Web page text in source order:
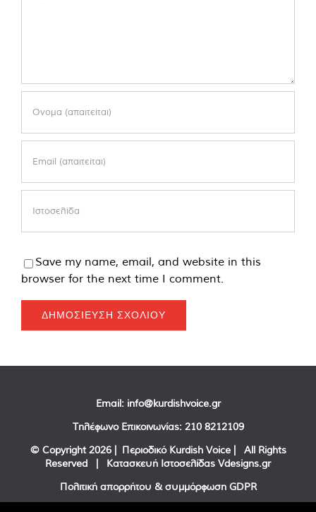
Save my name, email, and website in this
browser for the next time I comment.
Email: info@kurdishvoice.gr
Τηλέφωνο Επικοινωνίας: 210 8212109
© Copyright 2026 | Περιοδικό Kurdish Voice | All Rights
Reserved | Κατασκευή Ιστοσελίδας Vdesigns.gr
Πολιτική απορρήτου & συμμόρφωση GDPR